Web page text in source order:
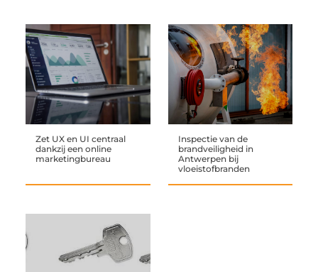
Zet UX en UI centraal
dankzij een online
marketingbureau
Inspectie van de
brandveiligheid in
Antwerpen bij
vloeistofbranden